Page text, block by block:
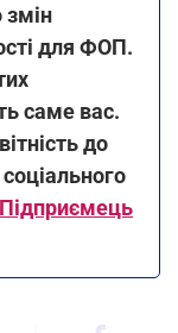
змін
для ФОП.
саме вас.
до